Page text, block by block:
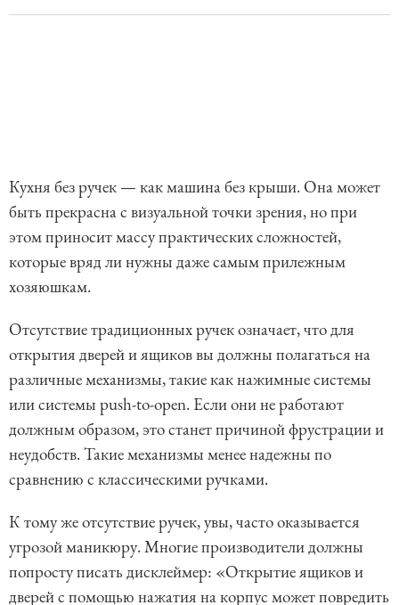
Кухня без ручек — как машина без крыши. Она может
быть прекрасна с визуальной точки зрения, но при
этом приносит массу практических сложностей,
которые вряд ли нужны даже самым прилежным
хозяюшкам.
Отсутствие традиционных ручек означает, что для
открытия дверей и ящиков вы должны полагаться на
различные механизмы, такие как нажимные системы
или системы push-to-open. Если они не работают
должным образом, это станет причиной фрустрации и
неудобств. Такие механизмы менее надежны по
сравнению с классическими ручками.
К тому же отсутствие ручек, увы, часто оказывается
угрозой маникюру. Многие производители должны
попросту писать дисклеймер: «Открытие ящиков и
дверей с помощью нажатия на корпус может повредить